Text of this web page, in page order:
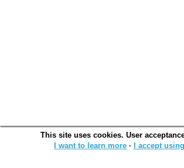
This site uses cookies. User
I want to learn more ∙ I accept